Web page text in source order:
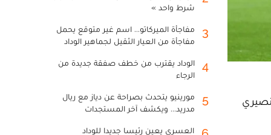
شرط واحد »
3
مفاجأة الميركاتو... اسم غير متوقع يحمل
مفاجأة من العيار الثقيل لجماهير الوداد
4
الوداد يقترب من خطف صفقة جديدة من
الرجاء
5
مورينيو يتحدث بصراحة عن دياز مع ريال
مدريد... ويكشف آخر المستجدات
العسري يعين رئيسا جديدا للوداد